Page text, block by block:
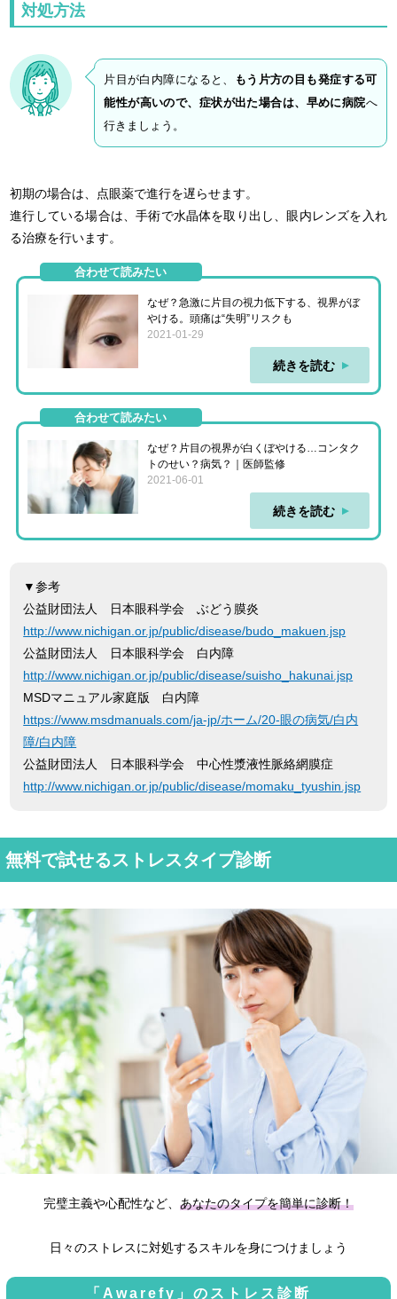
対処方法
片目が白内障になると、
もう片方の目も発症する可
能性が高いので、症状が出た場合は、早めに病院へ
行きましょう。
初期の場合は、点眼薬で進行を遅らせます。
進行している場合は、手術で水晶体を取り出し、眼内レンズを入れ
る治療を行います。
合わせて読みたい
なぜ？急激に片目の視力低下する、視界がぼ
やける。頭痛は“失明”リスクも
2021-01-29
続きを読む
合わせて読みたい
なぜ？片目の視界が白くぼやける…コンタク
トのせい？病気？｜医師監修
2021-06-01
続きを読む
▼参考
公益財団法人 日本眼科学会 ぶどう膜炎
http://www.nichigan.or.jp/public/disease/budo_makuen.jsp
公益財団法人 日本眼科学会 白内障
http://www.nichigan.or.jp/public/disease/suisho_hakunai.jsp
MSDマニュアル家庭版 白内障
https://www.msdmanuals.com/ja-jp/ホーム/20-眼の病気/白内
障/白内障
公益財団法人 日本眼科学会 中心性漿液性脈絡網膜症
http://www.nichigan.or.jp/public/disease/momaku_tyushin.jsp
無料で試せるストレスタイプ診断
完璧主義や心配性など、 あなたのタイプを簡単に診断！
日々のストレスに対処するスキルを身につけましょう
「Awarefy」のストレス診断